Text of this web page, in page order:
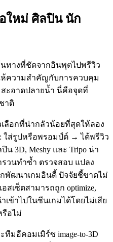
ใหม่ ศิลปิน นัก
ทางที่ชัดจากอินพุตไปพรีวิว
ความสำคัญกับการควบคุม
ะอาดปลายน้ำ นี่คือจุดที่
าติ
เลือกที่น่ากลัวน้อยที่สุดให้ลอง
ใส่รูปหรือพรอมป์ต์ → ได้พรีวิว
3D, Meshy และ Tripo น่า
รวนทำซ้ำ ตรวจสอบ แปลง
พัฒนาเกมอินดี้ ปัจจัยชี้ขาดไม่
สเซ็ตสามารถถูก optimize,
เข้าไปในซีนเกมได้โดยไม่เสีย
รือไม่
อีคอมเมิร์ซ image-to-3D